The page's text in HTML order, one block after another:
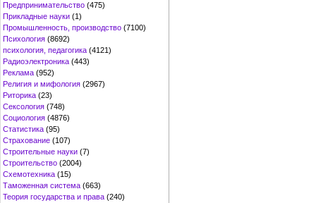
Предпринимательство (475)
Прикладные науки (1)
Промышленность, производство (7100)
Психология (8692)
психология, педагогика (4121)
Радиоэлектроника (443)
Реклама (952)
Религия и мифология (2967)
Риторика (23)
Сексология (748)
Социология (4876)
Статистика (95)
Страхование (107)
Строительные науки (7)
Строительство (2004)
Схемотехника (15)
Таможенная система (663)
Теория государства и права (240)